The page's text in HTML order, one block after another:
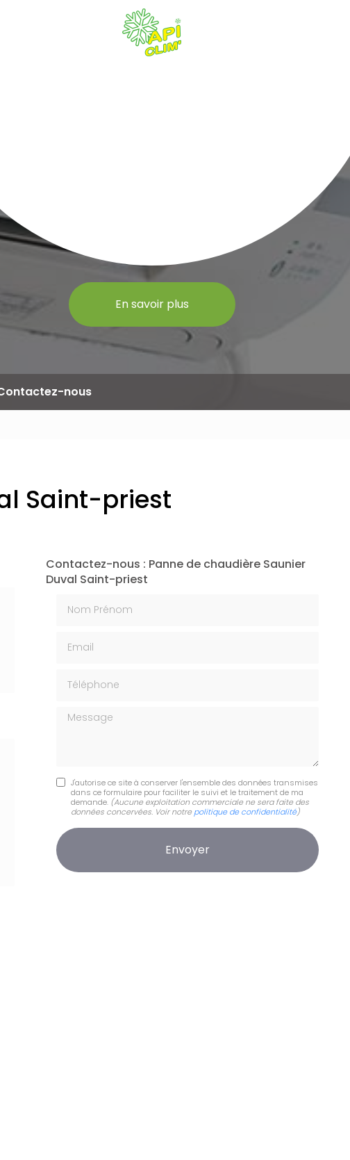
En savoir plus
nous
Saint-priest
Contactez-nous : Panne de chaudière Saunier
Duval Saint-priest
Message
J'autorise ce site à conserver l'ensemble des données transmises
dans ce formulaire pour faciliter le suivi et le traitement de ma
demande. (Aucune exploitation commerciale ne sera faite des
données concervées. Voir notre politique de confidentialité)